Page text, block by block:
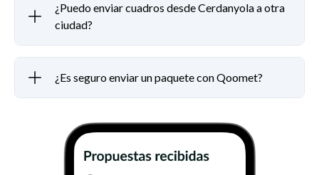
¿Puedo enviar cuadros desde Cerdanyola a otra
ciudad?
¿Es seguro enviar un paquete con Qoomet?